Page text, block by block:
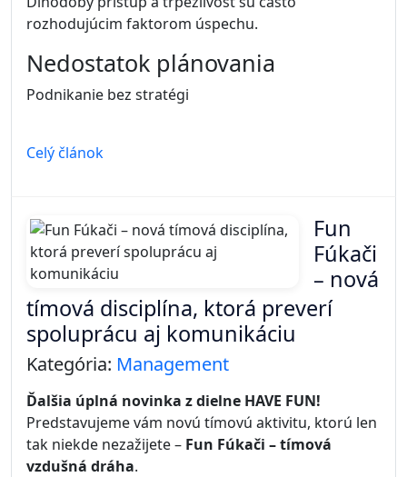
rozhodujúcim faktorom úspechu.
Nedostatok plánovania
Podnikanie bez stratégi
Celý článok
Fun
Fúkači
– nová
tímová disciplína, ktorá preverí
spoluprácu aj komunikáciu
Kategória: Management
Ďalšia úplná novinka z dielne HAVE FUN!
Predstavujeme vám novú tímovú aktivitu, ktorú len
tak niekde nezažijete – Fun Fúkači – tímová
vzdušná dráha.